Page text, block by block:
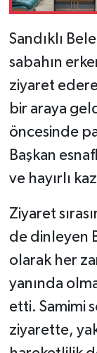
Sandıklı
sabahın
ziyaret
bir araya
öncesinde
Başkan
ve hayırlı
Ziyaret
de dinleyen
olarak her
yanında
etti. Samimi
ziyarette,